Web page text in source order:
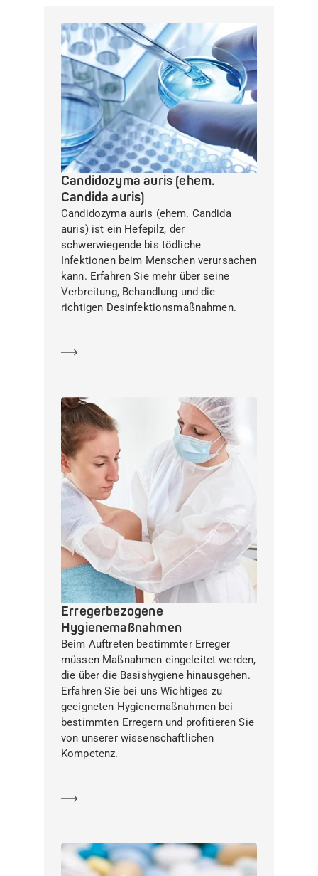
Candidozyma auris (ehem.
Candida auris)
Candidozyma auris (ehem. Candida
auris) ist ein Hefepilz, der
schwerwiegende bis tödliche
Infektionen beim Menschen verursachen
kann. Erfahren Sie mehr über seine
Verbreitung, Behandlung und die
richtigen Desinfektionsmaßnahmen.
Erregerbezogene
Hygienemaßnahmen
Beim Auftreten bestimmter Erreger
müssen Maßnahmen eingeleitet werden,
die über die Basishygiene hinausgehen.
Erfahren Sie bei uns Wichtiges zu
geeigneten Hygienemaßnahmen bei
bestimmten Erregern und profitieren Sie
von unserer wissenschaftlichen
Kompetenz.